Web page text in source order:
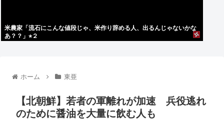
米農家「流石にこんな値段じゃ、米作り辞める人、出るんじゃないかな
あ？？」⭐︎２
ホーム 東亜
【北朝鮮】若者の軍離れが加速 兵役逃れ
のために醤油を大量に飲む人も